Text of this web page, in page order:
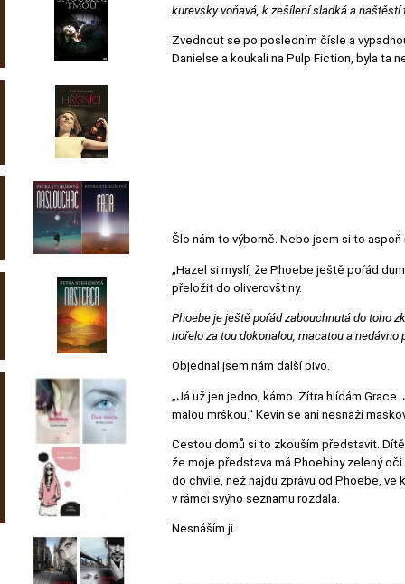
kurevsky voňavá, k zešílení sladká a
Zvednout se po posledním čísle a
Danielse a koukali na Pulp Fiction, byla ta
Šlo nám to výborně. Nebo jsem si to aspoň
„Hazel si myslí, že Phoebe ještě pořád
přeložit do oliverovštiny.
Phoebe je ještě pořád zabouchnutá do toho
hořelo za tou dokonalou, macatou a nedávno
Objednal jsem nám další pivo.
„Já už jen jedno, kámo. Zítra hlídám
malou mrškou.“ Kevin se ani nesnaží
Cestou domů si to zkouším představit.
že moje představa má Phoebiny zelený
do chvíle, než najdu zprávu od Phoebe,
v rámci svýho seznamu rozdala.
Nesnáším ji.